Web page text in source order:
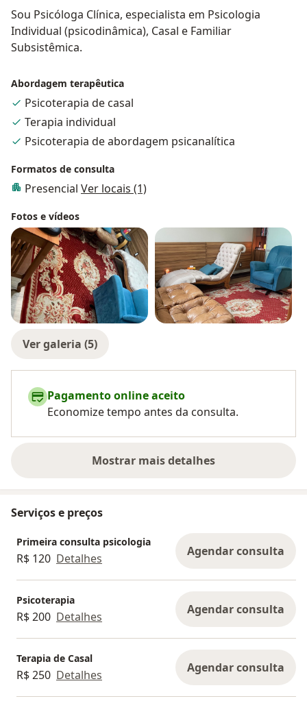
Sou Psicóloga Clínica, especialista em Psicologia
Individual (psicodinâmica), Casal e Familiar
Subsistêmica.
Abordagem terapêutica
Psicoterapia de casal
Terapia individual
Psicoterapia de abordagem psicanalítica
Formatos de consulta
Presencial Ver locais (1)
Fotos e vídeos
Ver galeria (5)
Pagamento online aceito
Economize tempo antes da consulta.
Mostrar mais detalhes
sobre a experiência
Serviços e preços
Primeira consulta psicologia
R$ 120 Detalhes Agendar consulta
Psicoterapia
R$ 200 Detalhes Agendar consulta
Terapia de Casal
R$ 250 Detalhes Agendar consulta